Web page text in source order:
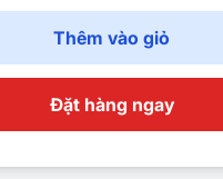
3085.
Test hơi
Thêm vào giỏ
Đặt hàng ngay